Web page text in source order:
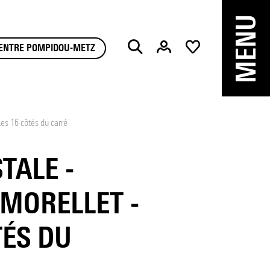
POMPIDOU-METZ Chercher MENU
16 côtés du carré
-
-
DU